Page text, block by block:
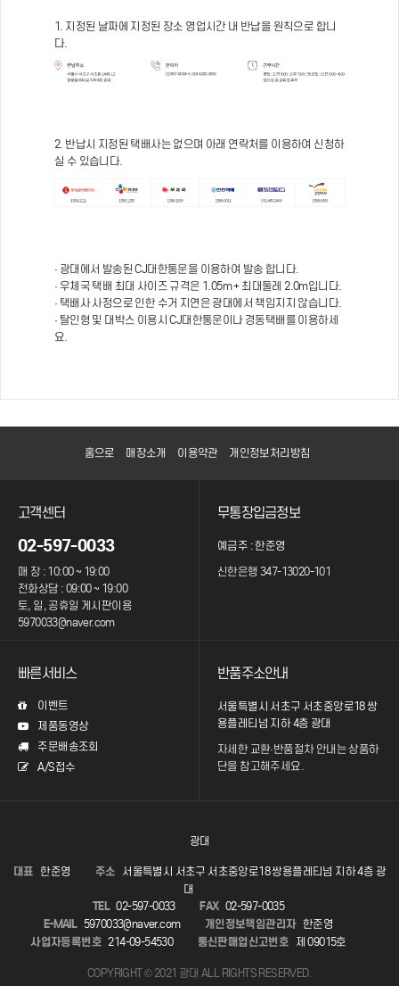
1. 지정된 날짜에 지정된 장소 영업시간 내 반납을 원칙으로 합니
다.
2. 반납시 지정된 택배사는 없으며 아래 연락처를 이용하여 신청하
실 수 있습니다.
· 광대에서 발송된 CJ대한통운을 이용하여 발송 합니다.
· 우체국 택배 최대 사이즈 규격은 1.05m + 최대둘레 2.0m입니다.
· 택배사 사정으로 인한 수거 지연은 광대에서 책임지지 않습니다.
· 탈인형 및 대박스 이용시 CJ대한통운이나 경동택배를 이용하세
요.
홈으로 매장소개 이용약관 개인정보처리방침
고객센터
02-597-0033
매 장 : 10:00 ~ 19:00
전화상담 : 09:00 ~ 19:00
토, 일, 공휴일 게시판이용
5970033@naver.com
무통장입금정보
예금주 : 한준영
신한은행 347-13020-101
빠른서비스
이벤트
제품동영상
주문배송조회
A/S접수
반품주소안내
서울특별시 서초구 서초중앙로18 쌍
용플레티넘 지하 4층 광대
자세한 교환·반품절차 안내는상품하
단을 참고해주세요.
광대
대표 한준영 주소 서울특별시 서초구 서초중앙로18 쌍용플레티넘 지하 4층 광
대
TEL 02-597-0033 FAX 02-597-0035
E-MAIL 5970033@naver.com 개인정보책임관리자 한준영
사업자등록번호 214-09-54530 통신판매업신고번호 제 09015호
COPYRIGHT © 2021 광대 ALL RIGHTS RESERVED.